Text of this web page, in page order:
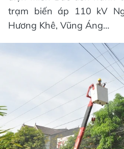
trạm biến áp 110 kV
Hương Khê, Vũng Áng…